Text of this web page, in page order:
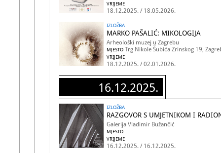
VRIJEME
18.12.2025. / 18.05.2026.
IZLOŽBA
MARKO PAŠALIĆ: MIKOLOGIJA
Arheološki muzej u Zagrebu
MJESTO Trg Nikole Šubića Zrinskog 19,
VRIJEME
18.12.2025. / 02.01.2026.
16.12.2025.
IZLOŽBA
RAZGOVOR S UMJETNIKOM I
Galerija Vladimir Bužančić
MJESTO
VRIJEME
16.12.2025. / 16.12.2025.